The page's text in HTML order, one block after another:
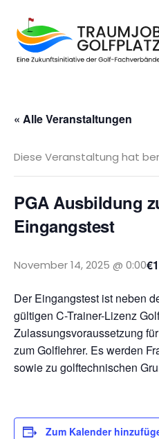
« Alle Veranstaltungen
Diese Veranstaltung hat
PGA Ausbildung
Eingangstest
November 14, 2025 @ 0:00
Der Eingangstest ist neben
gültigen C-Trainer-Lizenz
Zulassungsvoraussetzung
zum Golflehrer. Es werden
sowie zu golftechnischen
Zum Kalender